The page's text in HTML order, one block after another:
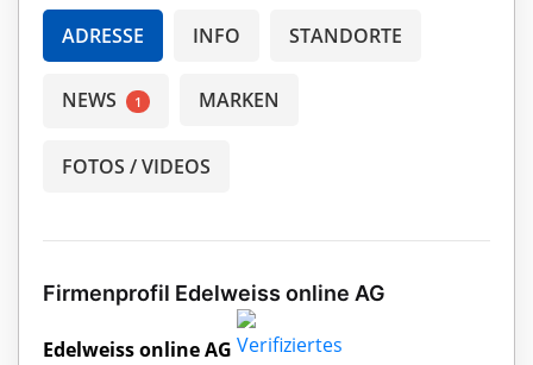
ADRESSE INFO STANDORTE
NEWS 1 MARKEN
FOTOS / VIDEOS
Firmenprofil Edelweiss online AG
Edelweiss online AG